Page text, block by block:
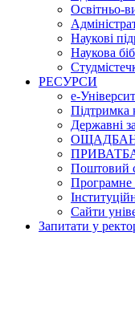
Освітньо-
Наукові
Наукова
РЕСУРСИ
е-
Підтримка
Державні
Поштовий
Програмне
Сайти
Запитати у